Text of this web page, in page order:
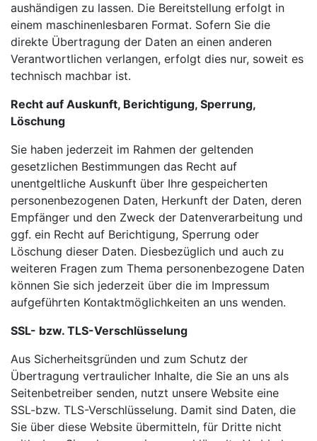
aushändigen zu lassen. Die Bereitstellung erfolgt in
einem maschinenlesbaren Format. Sofern Sie die
direkte Übertragung der Daten an einen anderen
Verantwortlichen verlangen, erfolgt dies nur, soweit es
technisch machbar ist.
Recht auf Auskunft, Berichtigung, Sperrung,
Löschung
Sie haben jederzeit im Rahmen der geltenden
gesetzlichen Bestimmungen das Recht auf
unentgeltliche Auskunft über Ihre gespeicherten
personenbezogenen Daten, Herkunft der Daten, deren
Empfänger und den Zweck der Datenverarbeitung und
ggf. ein Recht auf Berichtigung, Sperrung oder
Löschung dieser Daten. Diesbezüglich und auch zu
weiteren Fragen zum Thema personenbezogene Daten
können Sie sich jederzeit über die im Impressum
aufgeführten Kontaktmöglichkeiten an uns wenden.
SSL- bzw. TLS-Verschlüsselung
Aus Sicherheitsgründen und zum Schutz der
Übertragung vertraulicher Inhalte, die Sie an uns als
Seitenbetreiber senden, nutzt unsere Website eine
SSL-bzw. TLS-Verschlüsselung. Damit sind Daten, die
Sie über diese Website übermitteln, für Dritte nicht